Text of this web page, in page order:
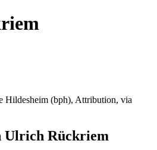
Hildesheim (bph), Attribution, via
Ulrich Rückriem